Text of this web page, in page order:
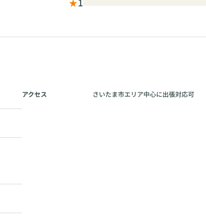
アクセス さいたま市エリア中心に出張対応可